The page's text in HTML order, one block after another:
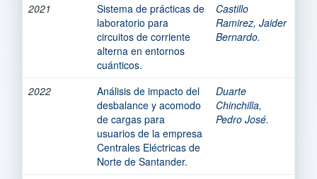
2021
Sistema de prácticas de
laboratorio para
circuitos de corriente
alterna en entornos
cuánticos.
Castillo
Ramirez, Jaider
Bernardo.
2022
Análisis de impacto del
desbalance y acomodo
de cargas para
usuarios de la empresa
Centrales Eléctricas de
Norte de Santander.
Duarte
Chinchilla,
Pedro José.